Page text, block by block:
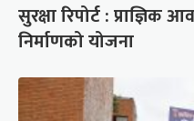
सुरक्षा रिपोर्ट : प्राज्ञिक
निर्माणको योजना